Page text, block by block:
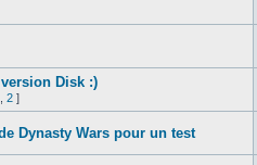
Disk :)
2 ]
Dynasty Wars pour un test